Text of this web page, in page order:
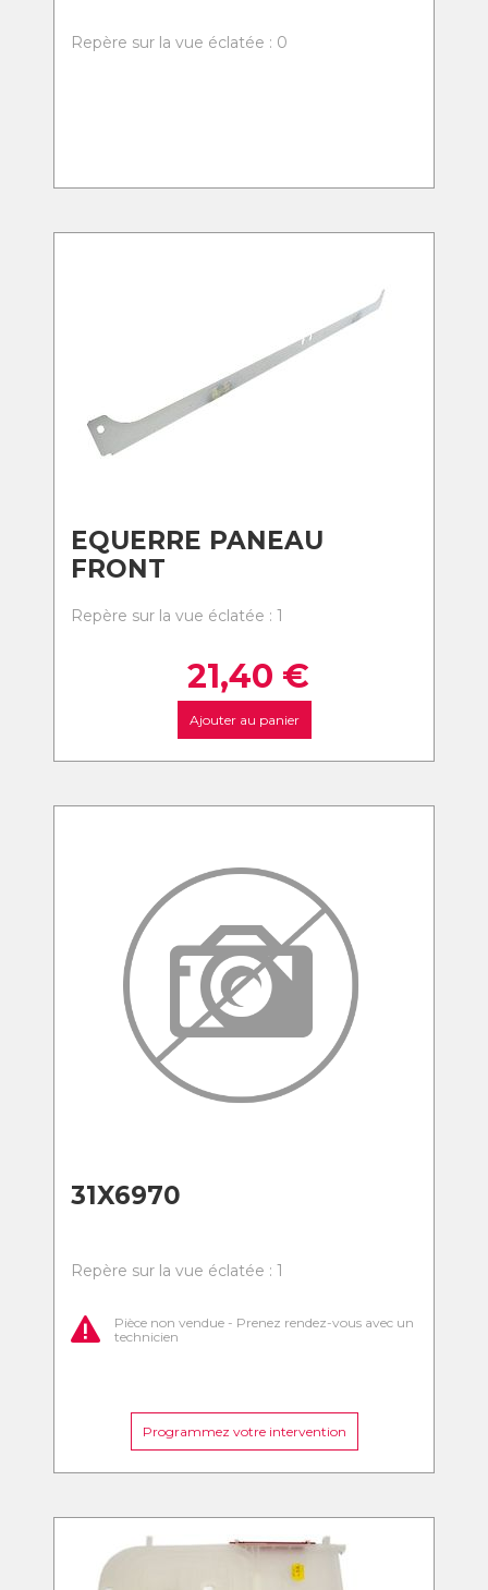
Repère sur la vue éclatée : 0
EQUERRE PANEAU
FRONT
Repère sur la vue éclatée : 1
21,40 €
Ajouter au panier
31X6970
Repère sur la vue éclatée : 1
Pièce non vendue - Prenez rendez-vous avec un
technicien
Programmez votre intervention